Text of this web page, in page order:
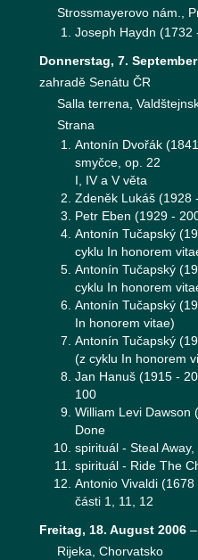
Strossmayerovo nám.,
Joseph Haydn (1732
Donnerstag, 7.
zahradě Senátu ČR
Salla terrena,
Strana
Antonín Dvořák
smyčce, op. 22
I, IV a V věta
Zdeněk Lukáš (1928
Petr Eben (1929 -
Antonín Tučapský
cyklu In honorem
Antonín Tučapský
cyklu In honorem
Antonín Tučapský
In honorem vitae)
Antonín Tučapský
(z cyklu In honorem
Jan Hanuš (1915 -
100
William Levi Dawson
Done
spirituál - Steal
spirituál - Ride The
Antonio Vivaldi
části 1, 11, 12
Freitag, 18. August 2006 –
Rijeka, Chorvatsko